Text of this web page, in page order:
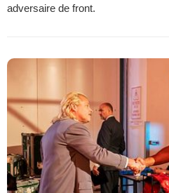
adversaire de front.